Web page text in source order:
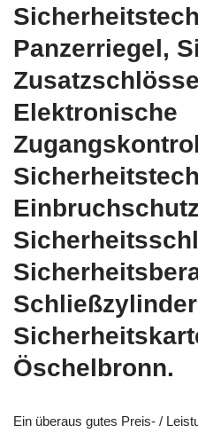
Panzerriegel,
Elektronische
Öschelbronn.
Ein überaus gutes Preis- /